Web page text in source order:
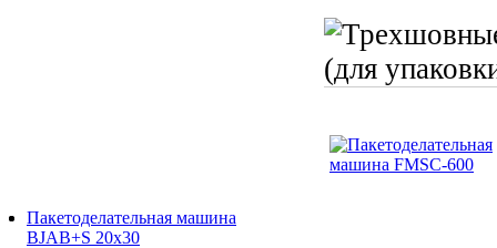
Пакетоделательная машина
BJAB+S 20x30